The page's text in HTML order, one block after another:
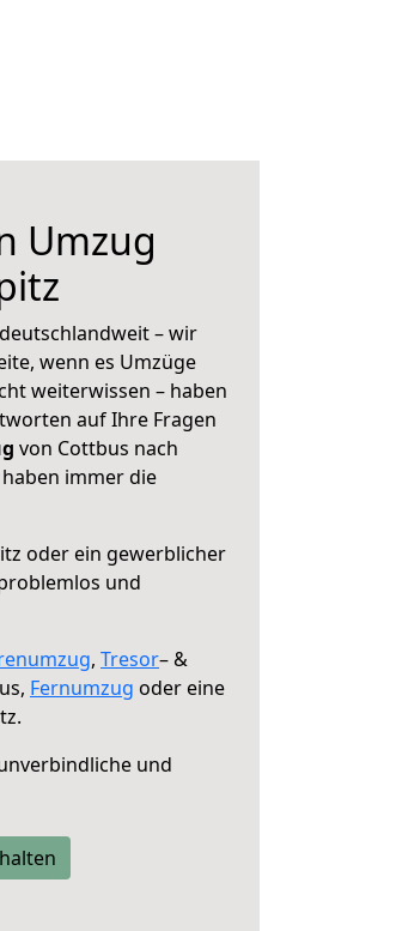
Umzug
– wir
wenn es Umzüge
weiterwissen – haben
auf Ihre Fragen
von Cottbus nach
immer die
oder ein gewerblicher
und
, Tresor– &
Fernumzug oder eine
und